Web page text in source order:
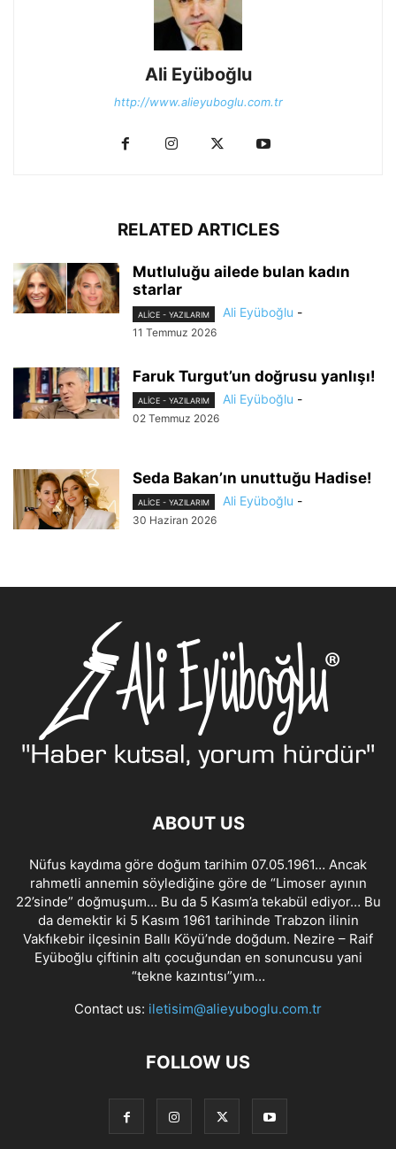
Ali Eyüboğlu
http://www.alieyuboglu.com.tr
RELATED ARTICLES
Mutluluğu ailede bulan kadın
starlar
ALİCE - YAZILARIM Ali Eyüboğlu -
11 Temmuz 2026
Faruk Turgut’un doğrusu yanlışı!
ALİCE - YAZILARIM Ali Eyüboğlu -
02 Temmuz 2026
Seda Bakan’ın unuttuğu Hadise!
ALİCE - YAZILARIM Ali Eyüboğlu -
30 Haziran 2026
ABOUT US
Nüfus kaydıma göre doğum tarihim 07.05.1961… Ancak
rahmetli annemin söylediğine göre de “Limoser ayının
22’sinde” doğmuşum… Bu da 5 Kasım’a tekabül ediyor… Bu
da demektir ki 5 Kasım 1961 tarihinde Trabzon ilinin
Vakfıkebir ilçesinin Ballı Köyü’nde doğdum. Nezire – Raif
Eyüboğlu çiftinin altı çocuğundan en sonuncusu yani
“tekne kazıntısı”yım…
Contact us: iletisim@alieyuboglu.com.tr
FOLLOW US